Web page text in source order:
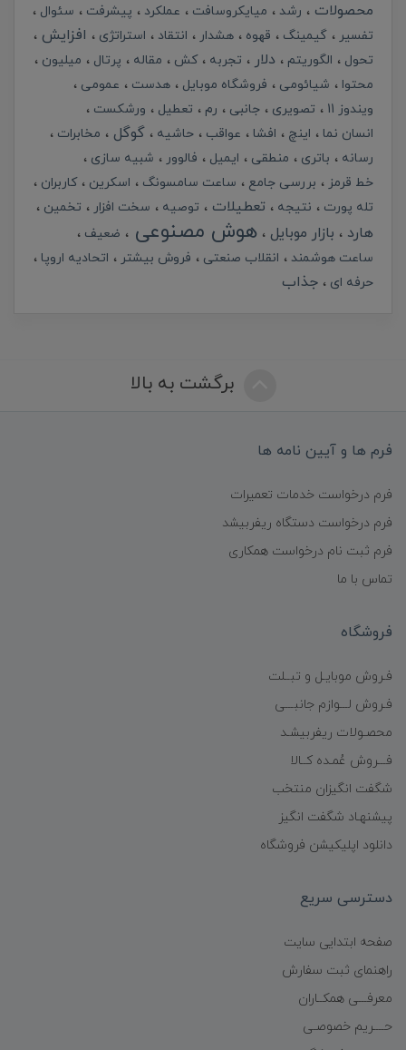
محصولات رشد میایکروسافت عملکرد پیشرفت
سئوال
تفسیر
گیمینگ قهوه هشدار انتقاد استراتژی افزایش
تحول الگوریتم دلار تجربه کش مقاله پرتال
میلیون
محتوا
شیائومی فروشگاه موبایل هدست
عمومی
ویندوز 11
تصویری جانبی رم تعطیل
ورشکست
انسان نما
اینچ افشا عواقب حاشیه گوگل
مخابرات
رسانه
باتری منطقی ایمیل فالوور
شبیه سازی
خط قرمز
بررسی جامع ساعت سامسونگ اسکرین
کاربران
تله پورت
نتیجه تعطیلات توصیه سخت افزار تخمین
هارد بازار موبایل هوش مصنوعی
ضعیف
ساعت هوشمند
انقلاب صنعتی فروش بیشتر
اتحادیه اروپا
حرفه ای
جذاب
برگشت به بالا
فرم ها و آیین نامه ها
فرم درخواست خدمات تعمیرات
فرم درخواست دستگاه ریفربیشد
فرم ثبت نام درخواست همکاری
تماس با ما
فروشگاه
فـروش موبایـل و تبــلت
فـروش لـــوازم جانبـــی
محصـولات ریفربیشـد
فـــروش عُمـده کــالا
شگفت انگیزان منتخب
پیشنهـاد شگفت انگیز
دانلود اپلیکیشن فروشگاه
دسترسی سریع
صفحه ابتدایی سایت
راهنمای ثبت سفارش
معرفـــی همکــاران
حــــریم خصوصـی